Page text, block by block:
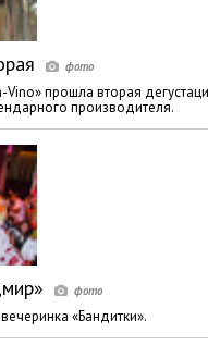
прошла вторая
производителя.
«Бандитки».